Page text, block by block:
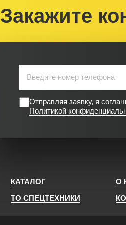
Закажите
Отправляя заявку, я
Политикой
КАТАЛОГ
О
ТО СПЕЦТЕХНИКИ